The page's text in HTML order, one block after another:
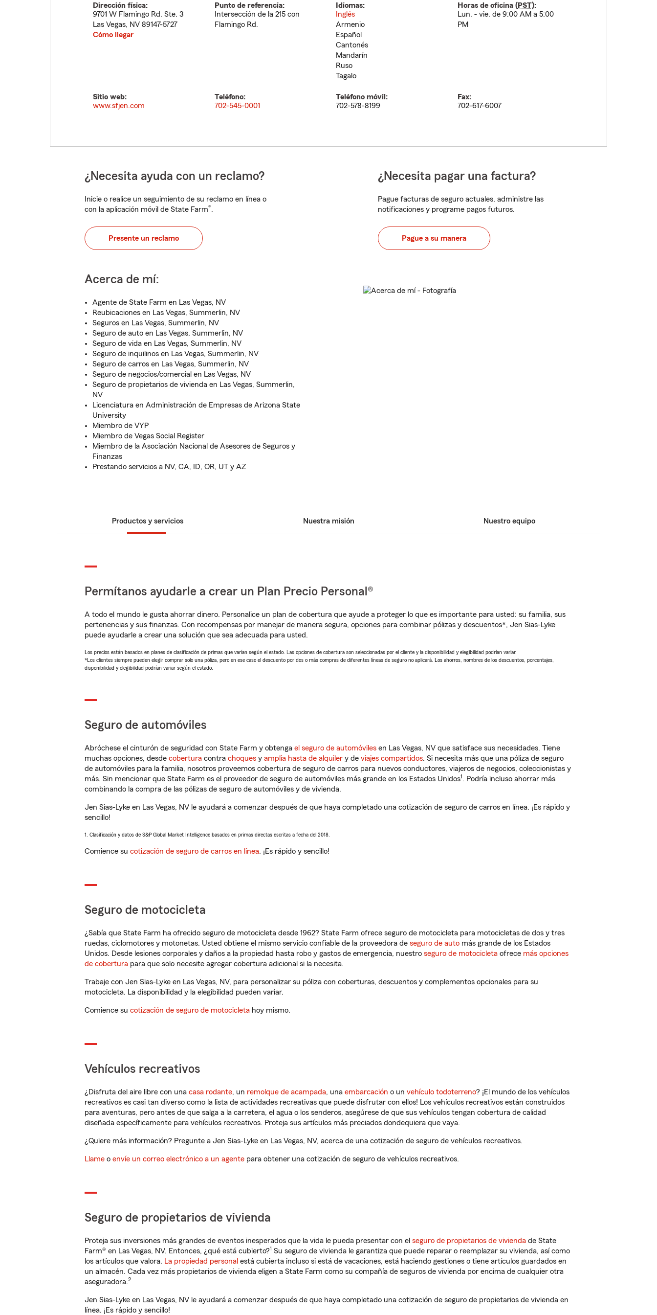
Dirección física:
9701 W Flamingo Rd. Ste. 3
Las Vegas, NV 89147-5727
Cómo llegar
Punto de referencia:
Intersección de la 215 con
Flamingo Rd.
Idiomas:
Inglés
Armenio
Español
Cantonés
Mandarín
Ruso
Tagalo
Horas de oficina (PST):
Lun. - vie. de 9:00 AM a 5:00
PM
Sitio web:
www.sfjen.com
Teléfono:
702-545-0001
Teléfono móvil:
702-578-8199
Fax:
702-617-6007
¿Necesita ayuda con un reclamo?
Inicie o realice un seguimiento de su reclamo en línea o
con la aplicación móvil de State Farm®.
Presente un reclamo
¿Necesita pagar una factura?
Pague facturas de seguro actuales, administre las
notificaciones y programe pagos futuros.
Pague a su manera
Acerca de mí:
Agente de State Farm en Las Vegas, NV
Reubicaciones en Las Vegas, Summerlin, NV
Seguros en Las Vegas, Summerlin, NV
Seguro de auto en Las Vegas, Summerlin, NV
Seguro de vida en Las Vegas, Summerlin, NV
Seguro de inquilinos en Las Vegas, Summerlin, NV
Seguro de carros en Las Vegas, Summerlin, NV
Seguro de negocios/comercial en Las Vegas, NV
Seguro de propietarios de vivienda en Las Vegas, Summerlin,
NV
Licenciatura en Administración de Empresas de Arizona State
University
Miembro de VYP
Miembro de Vegas Social Register
Miembro de la Asociación Nacional de Asesores de Seguros y
Finanzas
Prestando servicios a NV, CA, ID, OR, UT y AZ
Productos y servicios Nuestra misión Nuestro equipo
Permítanos ayudarle a crear un Plan Precio Personal®
A todo el mundo le gusta ahorrar dinero. Personalice un plan de cobertura que ayude a proteger lo que es importante para usted: su familia, sus
pertenencias y sus finanzas. Con recompensas por manejar de manera segura, opciones para combinar pólizas y descuentos*, Jen Sias-Lyke
puede ayudarle a crear una solución que sea adecuada para usted.
Los precios están basados en planes de clasificación de primas que varían según el estado. Las opciones de cobertura son seleccionadas por el cliente y la disponibilidad y elegibilidad podrían variar.
*Los clientes siempre pueden elegir comprar solo una póliza, pero en ese caso el descuento por dos o más compras de diferentes líneas de seguro no aplicará. Los ahorros, nombres de los descuentos, porcentajes,
disponibilidad y elegibilidad podrían variar según el estado.
Seguro de automóviles
Abróchese el cinturón de seguridad con State Farm y obtenga el seguro de automóviles en Las Vegas, NV que satisface sus necesidades. Tiene
muchas opciones, desde cobertura contra choques y amplia hasta de alquiler y de viajes compartidos. Si necesita más que una póliza de seguro
de automóviles para la familia, nosotros proveemos cobertura de seguro de carros para nuevos conductores, viajeros de negocios, coleccionistas y
más. Sin mencionar que State Farm es el proveedor de seguro de automóviles más grande en los Estados Unidos1. Podría incluso ahorrar más
combinando la compra de las pólizas de seguro de automóviles y de vivienda.
Jen Sias-Lyke en Las Vegas, NV le ayudará a comenzar después de que haya completado una cotización de seguro de carros en línea. ¡Es rápido y
sencillo!
1. Clasificación y datos de S&P Global Market Intelligence basados en primas directas escritas a fecha del 2018.
Comience su cotización de seguro de carros en línea. ¡Es rápido y sencillo!
Seguro de motocicleta
¿Sabía que State Farm ha ofrecido seguro de motocicleta desde 1962? State Farm ofrece seguro de motocicleta para motocicletas de dos y tres
ruedas, ciclomotores y motonetas. Usted obtiene el mismo servicio confiable de la proveedora de seguro de auto más grande de los Estados
Unidos. Desde lesiones corporales y daños a la propiedad hasta robo y gastos de emergencia, nuestro seguro de motocicleta ofrece más opciones
de cobertura para que solo necesite agregar cobertura adicional si la necesita.
Trabaje con Jen Sias-Lyke en Las Vegas, NV, para personalizar su póliza con coberturas, descuentos y complementos opcionales para su
motocicleta. La disponibilidad y la elegibilidad pueden variar.
Comience su cotización de seguro de motocicleta hoy mismo.
Vehículos recreativos
¿Disfruta del aire libre con una casa rodante, un remolque de acampada, una embarcación o un vehículo todoterreno? ¡El mundo de los vehículos
recreativos es casi tan diverso como la lista de actividades recreativas que puede disfrutar con ellos! Los vehículos recreativos están construidos
para aventuras, pero antes de que salga a la carretera, el agua o los senderos, asegúrese de que sus vehículos tengan cobertura de calidad
diseñada específicamente para vehículos recreativos. Proteja sus artículos más preciados dondequiera que vaya.
¿Quiere más información? Pregunte a Jen Sias-Lyke en Las Vegas, NV, acerca de una cotización de seguro de vehículos recreativos.
Llame o envíe un correo electrónico a un agente para obtener una cotización de seguro de vehículos recreativos.
Seguro de propietarios de vivienda
Proteja sus inversiones más grandes de eventos inesperados que la vida le pueda presentar con el seguro de propietarios de vivienda de State
Farm® en Las Vegas, NV. Entonces, ¿qué está cubierto?1 Su seguro de vivienda le garantiza que puede reparar o reemplazar su vivienda, así como
los artículos que valora. La propiedad personal está cubierta incluso si está de vacaciones, está haciendo gestiones o tiene artículos guardados en
un almacén. Cada vez más propietarios de vivienda eligen a State Farm como su compañía de seguros de vivienda por encima de cualquier otra
aseguradora.2
Jen Sias-Lyke en Las Vegas, NV le ayudará a comenzar después de que haya completado una cotización de seguro de propietarios de vivienda en
línea. ¡Es rápido y sencillo!